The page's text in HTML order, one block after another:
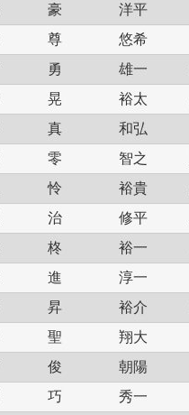
豪 洋平
尊 悠希
勇 雄一
晃 裕太
真 和弘
零 智之
怜 裕貴
治 修平
柊 裕一
進 淳一
昇 裕介
聖 翔大
俊 朝陽
巧 秀一